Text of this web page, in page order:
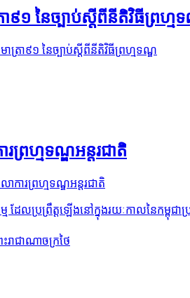
៩១ នៃច្បាប់ស្តីពីនីតិវិធីព្រហ្ម
ត្រា៩១ នៃច្បាប់ស្តីពីនីតិវិធីព្រហ្មទណ្ឌ
ព្រហ្មទណ្ឌអន្តរជាតិ
ការព្រហ្មទណ្ឌអន្តរជាតិ
ម្ម ដែលប្រព្រឹត្តឡើងនៅក្នុងរយៈកាលនៃកម្ពុជា
រាជាណាចក្រថៃ